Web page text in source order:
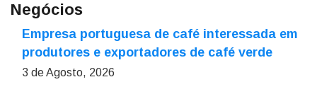
Negócios
Empresa portuguesa de café interessada em
produtores e exportadores de café verde
3 de Agosto, 2026